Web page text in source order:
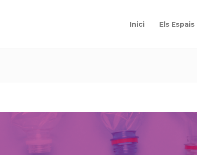
Inici Els Espais